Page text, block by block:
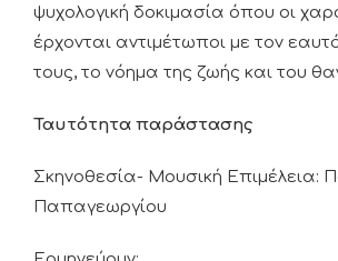
ψυχολογική δοκιμασία όπου οι
έρχονται αντιμέτωποι με τον
τους, το νόημα της ζωής και του
Ταυτότητα παράστασης
Σκηνοθεσία- Μουσική Επιμέλεια:
Παπαγεωργίου